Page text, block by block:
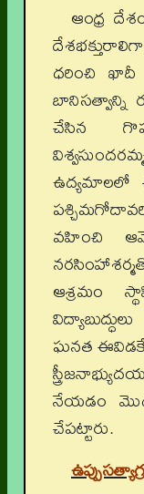
ఆంధ్ర
ధరించి ఖాదీ
బానిసత్వాన్ని
చేసిన
ఉద్యమాలలో
వహించి
ఆశ్రమం
ఘనత ఈవిడకే
నేయడం
చేపట్టారు.